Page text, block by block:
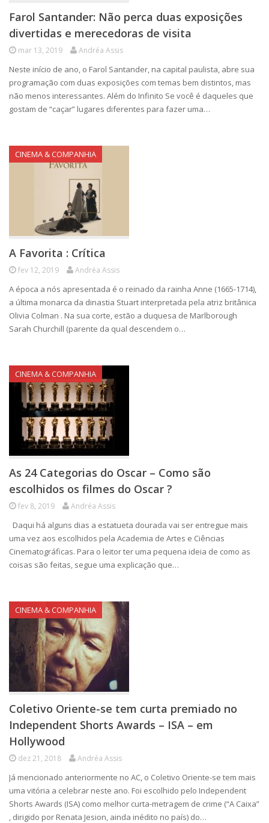
Farol Santander: Não perca duas exposições
divertidas e merecedoras de visita
mar 13, 2019 Andréa Assis
Neste início de ano, o Farol Santander, na capital paulista, abre sua
programação com duas exposições com temas bem distintos, mas
não menos interessantes. Além do Infinito Se você é daqueles que
gostam de “caçar” lugares diferentes para fazer uma…
CINEMA & COMPANHIA
A Favorita : Crítica
fev 12, 2019 Andréa Assis
A época a nós apresentada é o reinado da rainha Anne (1665-1714),
a última monarca da dinastia Stuart interpretada pela atriz britânica
Olivia Colman . Na sua corte, estão a duquesa de Marlborough
Sarah Churchill (parente da qual descendem o…
CINEMA & COMPANHIA
As 24 Categorias do Oscar – Como são
escolhidos os filmes do Oscar ?
fev 8, 2019 Andréa Assis
Daqui há alguns dias a estatueta dourada vai ser entregue mais
uma vez aos escolhidos pela Academia de Artes e Ciências
Cinematográficas. Para o leitor ter uma pequena ideia de como as
coisas são feitas, segue uma explicação que…
CINEMA & COMPANHIA
Coletivo Oriente-se tem curta premiado no
Independent Shorts Awards – ISA – em
Hollywood
dez 21, 2018 Andréa Assis
Já mencionado anteriormente no AC, o Coletivo Oriente-se tem mais
uma vitória a celebrar neste ano. Foi escolhido pelo Independent
Shorts Awards (ISA) como melhor curta-metragem de crime (“A Caixa”
, dirigido por Renata Jesion, ainda inédito no país) do…